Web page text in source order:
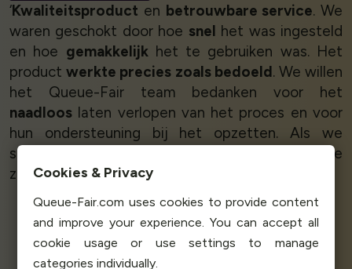
‘Kwaliteitsproduct en betrouwbare service. We
waren geschokt door hoe snel het was ingesteld
en hoe gemakkelijkhet te gebruiken was. Het
productwerkte precies zoals bedoeld. We willen
het Queue-Fair team bedanken voor het
naadloos laten verlopen van het proces en voor
hun ondersteuning bij het opzetten. Als we
soortgelijke evenementen hebben, zullen we
zeker Queue-Fair gebruiken.’
Greg Usher
Cookies & Privacy
Queue-Fair.com uses cookies to provide content
and improve your experience. You can accept all
cookie usage or use settings to manage
categories individually.